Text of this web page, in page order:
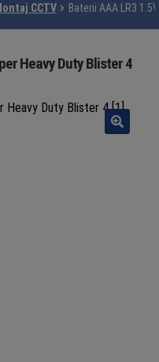
CCTV Baterii AAA LR3
Heavy Duty Blister 4